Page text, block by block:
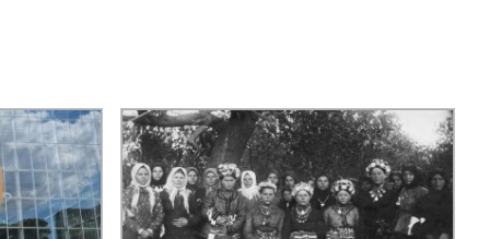
та видавнича
установах
програми та
конкурси
ДОКУМЕНТИ
Нормативні акти